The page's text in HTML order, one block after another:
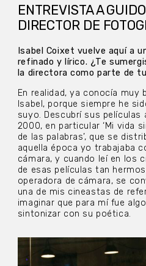
ENTREVISTA A
DIRECTOR DE
Isabel Coixet vuelve aquí a
refinado y lírico. ¿Te
la directora como parte de
En realidad, ya conocía muy
Isabel, porque siempre he
suyo. Descubrí sus películas
2000, en particular ‘Mi vida
de las palabras’, que se
aquella época yo trabajaba
cámara, y cuando leí en los
de esas películas tan
operadora de cámara, se
una de mis cineastas de
imaginar que para mí fue
sintonizar con su poética.